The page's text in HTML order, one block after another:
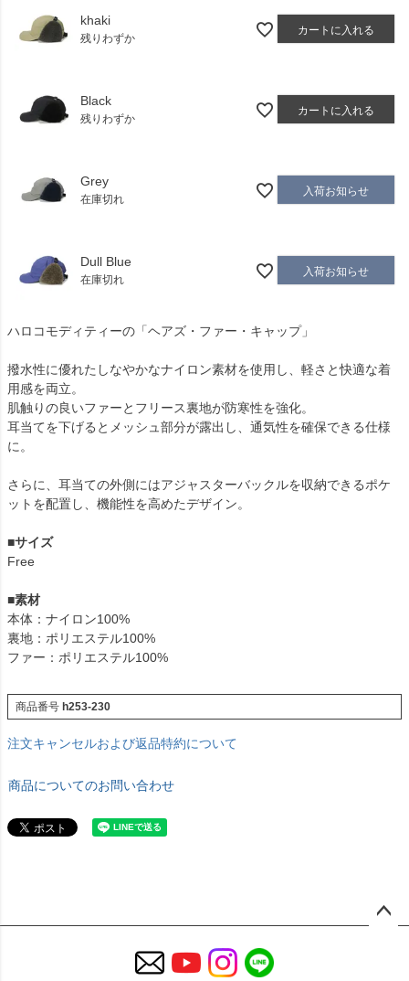
khaki
残りわずか
カートに入れる
Black
残りわずか
カートに入れる
Grey
在庫切れ
入荷お知らせ
Dull Blue
在庫切れ
入荷お知らせ
ハロコモディティーの「ヘアズ・ファー・キャップ」
撥水性に優れたしなやかなナイロン素材を使用し、軽さと快適な着
用感を両立。
肌触りの良いファーとフリース裏地が防寒性を強化。
耳当てを下げるとメッシュ部分が露出し、通気性を確保できる仕様
に。
さらに、耳当ての外側にはアジャスターバックルを収納できるポケ
ットを配置し、機能性を高めたデザイン。
■サイズ
Free
■素材
本体：ナイロン100%
裏地：ポリエステル100%
ファー：ポリエステル100%
商品番号 h253-230
注文キャンセルおよび返品特約について
商品についてのお問い合わせ